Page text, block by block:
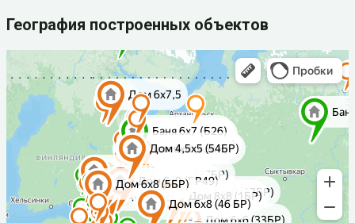
География построенных объектов